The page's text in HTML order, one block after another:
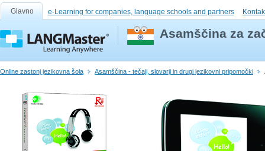
Glavno e-Learning for companies, language schools and partners
Asamščina za
Online zastonj jezikovna šola Asamščina - tečaji, slovarji in drugi jezikovni pripomočki